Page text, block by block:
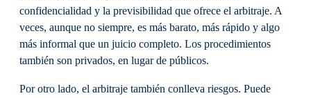
confidencialidad y la previsibilidad que ofrece el arbitraje. A
veces, aunque no siempre, es más barato, más rápido y algo
más informal que un juicio completo. Los procedimientos
también son privados, en lugar de públicos.
Por otro lado, el arbitraje también conlleva riesgos. Puede